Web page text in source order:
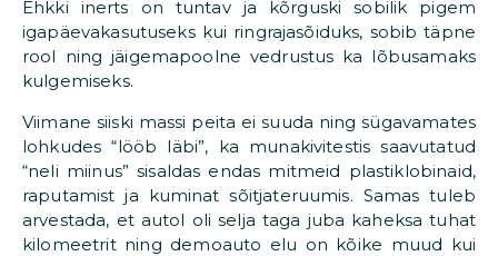
Ehkki inerts on tuntav ja kõrguski sobilik pigem
igapäevakasutuseks kui ringrajasõiduks, sobib täpne
rool ning jäigemapoolne vedrustus ka lõbusamaks
kulgemiseks.
Viimane siiski massi peita ei suuda ning sügavamates
lohkudes “lööb läbi”, ka munakivitestis saavutatud
“neli miinus” sisaldas endas mitmeid plastiklobinaid,
raputamist ja kuminat sõitjateruumis. Samas tuleb
arvestada, et autol oli selja taga juba kaheksa tuhat
kilomeetrit ning demoauto elu on kõike muud kui